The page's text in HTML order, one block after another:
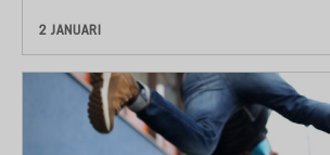
2 JANUARI